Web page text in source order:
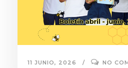
11 JUNIO, 2026 NO